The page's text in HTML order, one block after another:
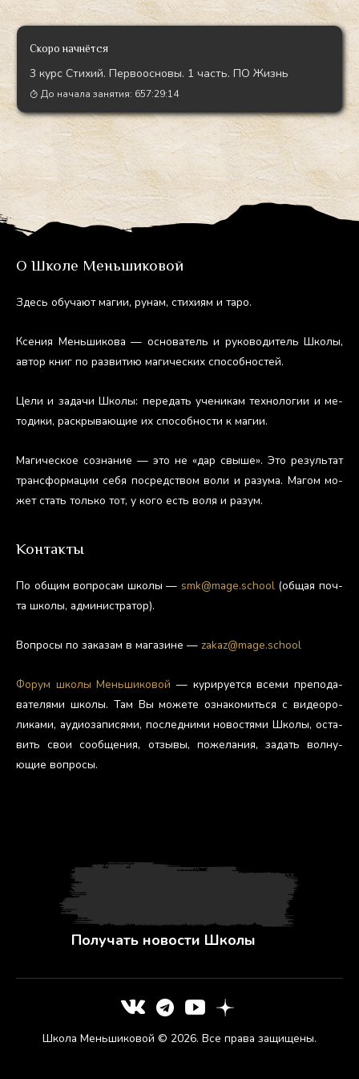
a
m
Скоро начнётся
3 курс Стихий. Первоосновы. 1 часть. ПО Жизнь
До начала занятия: 657:29:13
О Школе Меньшиковой
Здесь обу­ча­ют ма­гии, ру­нам, сти­хи­ям и та­ро.
Ксе­ния Мень­ши­кова — ос­но­ватель и ру­ково­дитель Шко­лы,
ав­тор книг по раз­ви­тию ма­гичес­ких спо­соб­ностей.
Це­ли и за­дачи Шко­лы: пе­редать уче­никам тех­но­логии и ме­
тоди­ки, рас­кры­ва­ющие их спо­соб­ности к ма­гии.
Ма­гичес­кое соз­на­ние — это не «дар свы­ше». Это ре­зуль­тат
тран­сфор­ма­ции се­бя пос­редс­твом во­ли и ра­зума. Ма­гом мо­
жет стать толь­ко тот, у ко­го есть во­ля и ра­зум.
Контакты
По об­щим воп­ро­сам шко­лы — smk@mage.school(об­щая поч­
та шко­лы, ад­ми­нис­тра­тор).
Воп­ро­сы по за­казам в ма­гази­не — zakaz@mage.school
Фо­рум шко­лы Мень­ши­ковой — ку­риру­ет­ся все­ми пре­пода­
вате­лями шко­лы. Там Вы мо­жете оз­на­комить­ся с ви­де­оро­
лика­ми, а­уди­оза­пися­ми, пос­ледни­ми но­вос­тя­ми Шко­лы, ос­та­
вить свои со­об­ще­ния, от­зы­вы, по­жела­ния, за­дать вол­ну­
ющие воп­ро­сы.
Получать новости Школы
Школа Меньшиковой © 2026. Все права защищены.